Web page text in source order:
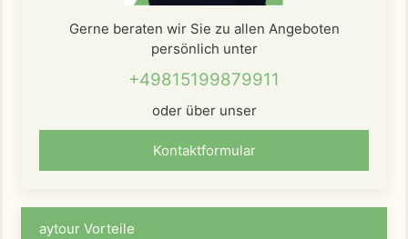
Gerne beraten wir Sie zu allen Angeboten
persönlich unter
+49815199879911
oder über unser
Kontaktformular
aytour Vorteile